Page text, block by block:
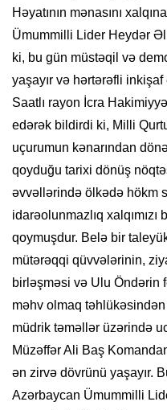
Həyatının mənasını
Ümummilli Lider Heydər
ki, bu gün müstəqil və
yaşayır və hərtərəfli inkişaf
Saatlı rayon İcra
edərək bildirdi ki, Milli
uçurumun kənarından
qoyduğu tarixi dönüş
əvvəllərində ölkədə hökm
idarəolunmazlıq xalqımızı
qoymuşdur. Belə bir
mütərəqqi qüvvələrinin,
birləşməsi və Ulu Öndərin
məhv olmaq
müdrik təməllər üzərində
Müzəffər Ali Baş
ən zirvə dövrünü yaşayır.
Azərbaycan Ümummilli